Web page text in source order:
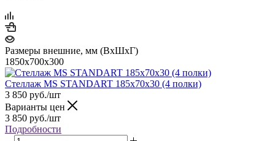
Размеры внешние, мм (ВхШхГ)
1850x700x300
Стеллаж MS STANDART 185х70х30 (4 полки)
3 850 руб./шт
Варианты цен
3 850 руб./шт
Подробности